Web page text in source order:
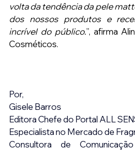
volta da tendência da pele
dos nossos produtos e
incrível do público.”, afirma
Cosméticos.
Por,
Gisele Barros
Editora Chefe do Portal ALL
Especialista no Mercado de
Consultora de